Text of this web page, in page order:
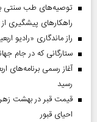
توصیه‌های طب سنتی
راهکارهای پیشگیری از
راز ماندگاری «رادیو
ستارگانی که در جام جهانی ۲۰۲۶ بازی
رسید
احیای قبور